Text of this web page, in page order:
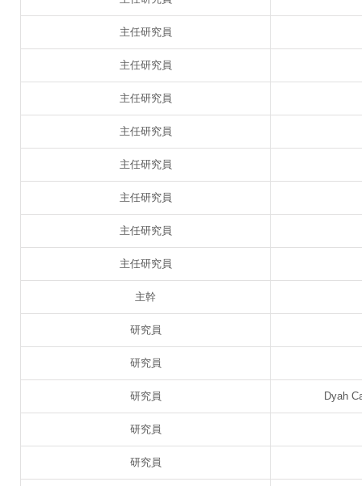
主任研究員
主任研究員
主任研究員
主任研究員
主任研究員
主任研究員
主任研究員
主任研究員
主幹
研究員
研究員
研究員 Dyah
研究員
研究員